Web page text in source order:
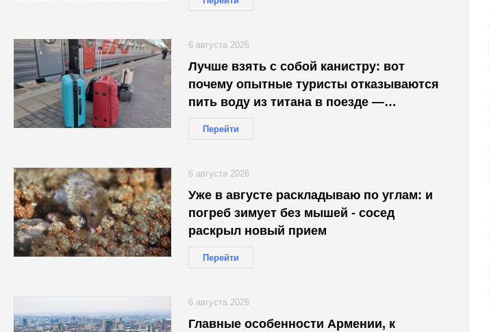
Лучше взять с собой канистру: вот
почему опытные туристы отказываются
пить воду из титана в поезде —
Перейти
6 августа 2026
Уже в августе раскладываю по углам: и
погреб зимует без мышей - сосед
раскрыл новый прием
Перейти
6 августа 2026
Главные особенности Армении, к
6 августа 2026